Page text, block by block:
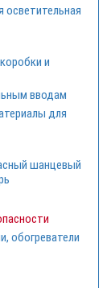
осветительная
и
вводам
для
шанцевый
обогреватели